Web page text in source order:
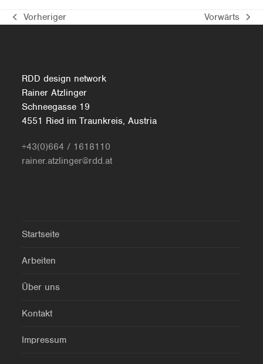
vorheriger
Vorheriger
Nächster
Vorwärts
RDD design network
Rainer Atzlinger
Schneegasse 19
4551 Ried im Traunkreis, Austria
+43(0)664 / 1618110
rainer.atzlinger@rdd.at
Startseite
Arbeiten
Über uns
Kontakt
Impressum